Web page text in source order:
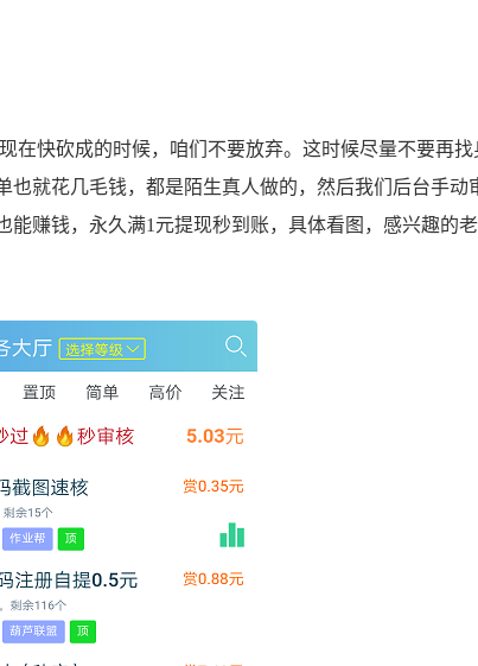
快砍成的时候，咱们不要放弃。这时候尽量不要再找
就花几毛钱，都是陌生真人做的，然后我们后台手动
赚钱，永久满1元提现秒到账，具体看图，感兴趣的